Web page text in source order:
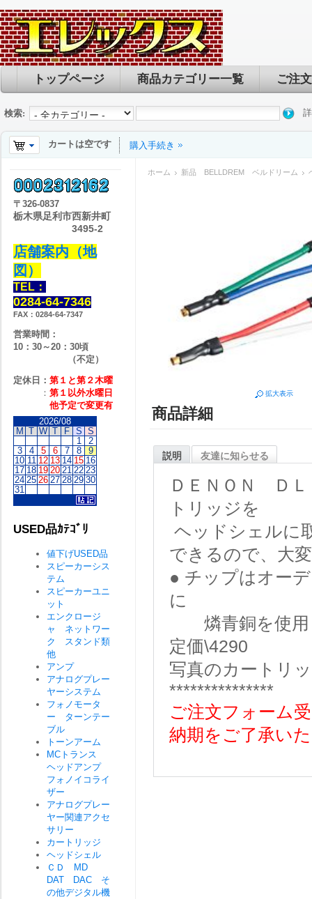
トップページ 商品カテゴリー一覧 ご注
検索:
カートは空です 購入手続き
ホーム 新品 BELLDREM ベルドリーム
拡大表示
商品詳細
説明 友達に知らせる
ＤＥＮＯＮ ＤＬ
トリッジを
ヘッドシェルに
できるので、大
● チップはオー
に
燐青銅を使用
定価\4290
写真のカートリ
***************
ご注文フォーム
納期をご了承い
〒 326-0837
栃木県足利市西新井町
3495-2
店舗案内（地
図）
TEL：
0284-64-7346
FAX：0284-64-7347
営業時間：
10：30～20：30頃
（不定）
定休日： 第１と第２木曜
： 第１以外水曜日
他予定で変更有
2026/08
M T W T F S S
1
2
3
4 5 6 7 8
9
10 11 12 13 14 15 16
17 18 19 20 21 22 23
24 25 26 27 28 29 30
31
USED品ｶﾃｺﾞﾘ
値下げUSED品
スピーカーシス
テム
スピーカーユニ
ット
エンクロージ
ャ ネットワー
ク スタンド類
他
アンプ
アナログプレー
ヤーシステム
フォノモータ
ー ターンテー
ブル
トーンアーム
MCトランス
ヘッドアンプ
フォノイコライ
ザー
アナログプレー
ヤー関連アクセ
サリー
カートリッジ
ヘッドシェル
ＣＤ MD
DAT DAC そ
の他デジタル機